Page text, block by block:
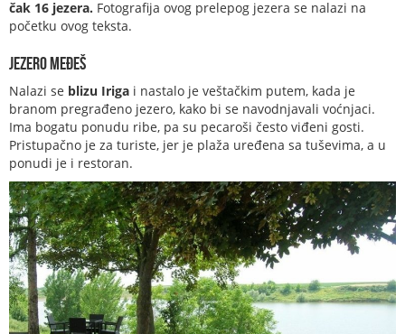
čak 16 jezera. Fotografija ovog prelepog jezera se nalazi na
početku ovog teksta.
Jezero Međeš
Nalazi se blizu Iriga i nastalo je veštačkim putem, kada je
branom pregrađeno jezero, kako bi se navodnjavali voćnjaci.
Ima bogatu ponudu ribe, pa su pecaroši često viđeni gosti.
Pristupačno je za turiste, jer je plaža uređena sa tuševima, a u
ponudi je i restoran.